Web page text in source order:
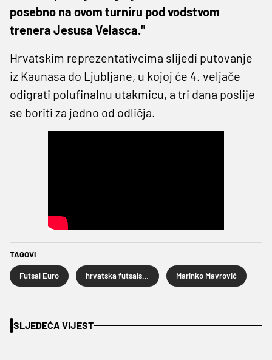
posebno na ovom turniru pod vodstvom
trenera Jesusa Velasca."
Hrvatskim reprezentativcima slijedi putovanje
iz Kaunasa do Ljubljane, u kojoj će 4. veljače
odigrati polufinalnu utakmicu, a tri dana poslije
se boriti za jedno od odličja.
TAGOVI
Futsal Euro Marinko Mavrović
SLJEDEĆA VIJEST